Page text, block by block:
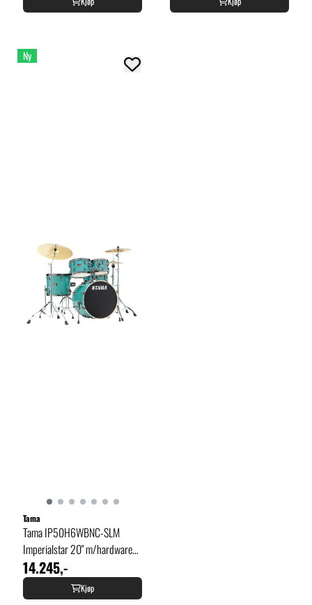
Ny
Tama
Tama IP50H6WBNC-SLM
Imperialstar 20" m/hardware
og cymbaler
14.245,-
Kjøp